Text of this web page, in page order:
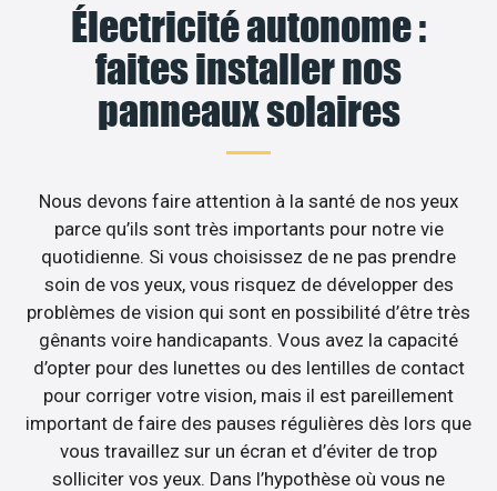
Électricité autonome :
faites installer nos
panneaux solaires
Nous devons faire attention à la santé de nos yeux
parce qu’ils sont très importants pour notre vie
quotidienne. Si vous choisissez de ne pas prendre
soin de vos yeux, vous risquez de développer des
problèmes de vision qui sont en possibilité d’être très
gênants voire handicapants. Vous avez la capacité
d’opter pour des lunettes ou des lentilles de contact
pour corriger votre vision, mais il est pareillement
important de faire des pauses régulières dès lors que
vous travaillez sur un écran et d’éviter de trop
solliciter vos yeux. Dans l’hypothèse où vous ne